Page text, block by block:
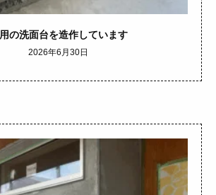
の洗面台を造作しています
2026年6月30日